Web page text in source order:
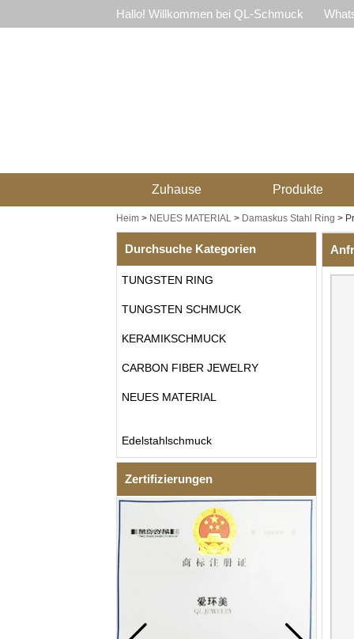
Hallo! Willkommen bei QL-Schmuck
Zuhause Produkte
Heim> NEUES MATERIAL> Damaskus Stahl Ring >
Durchsuche Kategorien
TUNGSTEN RING
TUNGSTEN SCHMUCK
KERAMIKSCHMUCK
CARBON FIBER JEWELRY
NEUES MATERIAL
Edelstahlschmuck
Zertifizierungen